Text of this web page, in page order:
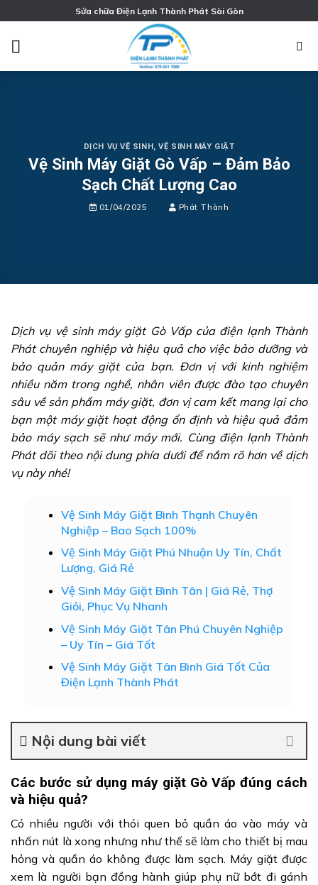
đến
nội
Sửa chữa Điện Lạnh Thành Phát Sài Gòn
DỊCH VỤ VỆ SINH,VỆ SINH MÁY GIẶT
Vệ Sinh Máy Giặt Gò Vấp – Đảm Bảo
Sạch Chất Lượng Cao
01/04/2025 Phát Thành
Dịch vụ vệ sinh máy giặt Gò Vấp của điện lạnh Thành
Phát chuyên nghiệp và hiệu quả cho việc bảo dưỡng và
bảo quản máy giặt của bạn. Đơn vị với kinh nghiệm
nhiều năm trong nghề, nhân viên được đào tạo chuyên
sâu về sản phẩm máy giặt, đơn vị cam kết mang lại cho
bạn một máy giặt hoạt động ổn định và hiệu quả đảm
bảo máy sạch sẽ như máy mới. Cùng điện lạnh Thành
Phátdõi theo nội dung phía dưới để nắm rõ hơn về dịch
vụ này nhé!
Vệ Sinh Máy Giặt Bình Thạnh Chuyên
Nghiệp – Bao Sạch 100%
Vệ Sinh Máy Giặt Phú Nhuận Uy Tín, Chất
Lượng, Giá Rẻ
Vệ Sinh Máy Giặt Bình Tân | Giá Rẻ, Thợ
Giỏi, Phục Vụ Nhanh
Vệ Sinh Máy Giặt Tân Phú Chuyên Nghiệp
– Uy Tín – Giá Tốt
Vệ Sinh Máy Giặt Tân Bình Giá Tốt Của
Điện Lạnh Thành Phát
Nội dung bài viết
Các bước sử dụng máy giặt Gò Vấp đúng cách
và hiệu quả?
Có nhiều người với thói quen bỏ quần áo vào máy và
nhấn nút là xong nhưng như thế sẽ làm cho thiết bị mau
hỏng và quần áo không được làm sạch. Máy giặt được
xem là người bạn đồng hành giúp phụ nữ bớt đi gánh